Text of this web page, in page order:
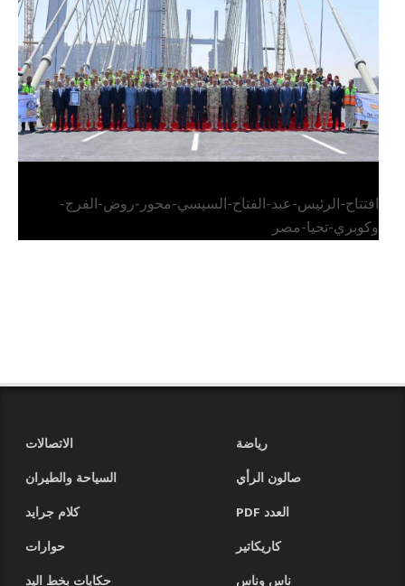
وكوبري تحيا مصر
افتتاح-الرئيس-عبد-الفتاح-السيسي-محور-روض-الفرج-
وكوبري-تحيا-مصر
رياضة
الاتصالات
صالون الرأي
السياحة والطيران
العدد PDF
كلام جرايد
كاريكاتير
حوارات